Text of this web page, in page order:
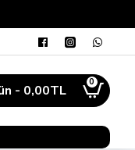
- 0,00TL
0